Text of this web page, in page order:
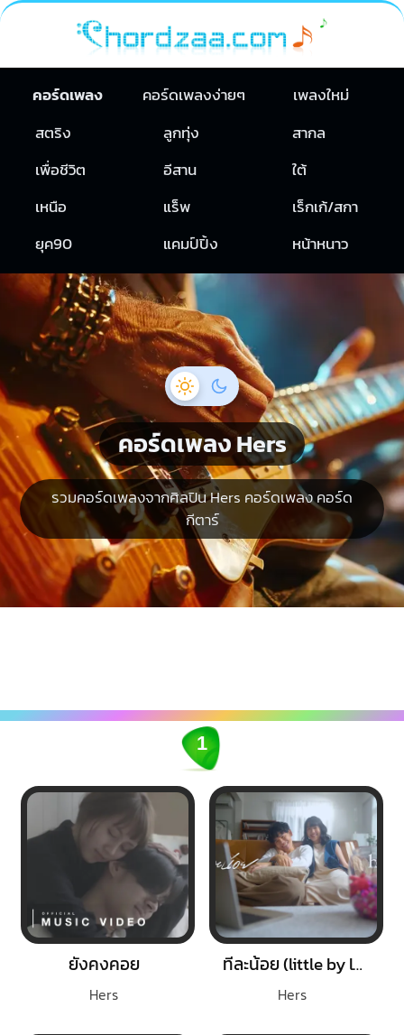
คอร์ดเพลง คอร์ดเพลงง่ายๆ
เพลงใหม่
สตริง
ลูกทุ่ง
สากล
เพื่อชีวิต
อีสาน
ใต้
เหนือ
แร็พ
เร็กเก้/สกา
ยุค90
แคมป์ปิ้ง หน้าหนาว
คอร์ดเพลง Hers
รวมคอร์ดเพลงจากศิลปิน Hers คอร์ดเพลง คอร์ด
กีตาร์
1
ยังคงคอย
Hers
ทีละน้อย (little by little)
Hers